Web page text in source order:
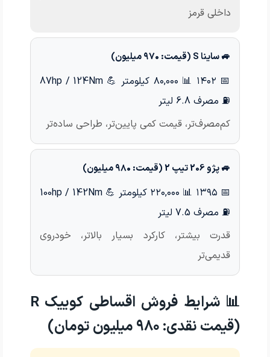
داخلی قرمز
🚙 ساینا S (قیمت: ۹۷۰ میلیون)
📅 ۱۴۰۲ 📊 ۸۰,۰۰۰ کیلومتر
💪 87hp / 124Nm
⛽ مصرف 6.8 لیتر
کم‌مصرف‌تر، قیمت کمی پایین‌تر، طراحی ساده‌تر
🚙 پژو 206 تیپ 2 (قیمت: ۹۸۰ میلیون)
📅 ۱۳۹۵ 📊 ۲۲۰,۰۰۰ کیلومتر
💪 100hp / 142Nm
⛽ مصرف 7.5 لیتر
قدرت بیشتر، کارکرد بسیار بالاتر، خودروی
قدیمی‌تر
📊 شرایط فروش اقساطی کوییک R
(قیمت نقدی: ۹۸۰ میلیون تومان)